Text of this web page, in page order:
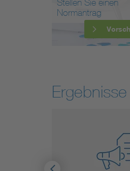
Stellen Sie einen
Normantrag